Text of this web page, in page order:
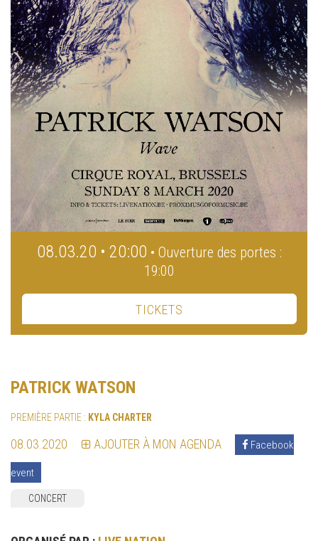
08.03.20 • 20:00 • Ouverture des portes :
19:00
TICKETS
PATRICK WATSON
PREMIÈRE PARTIE : KYLA CHARTER
08.03.2020 AJOUTER À MON AGENDA Facebook
event
CONCERT